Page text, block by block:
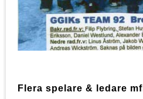
Flera spelare & ledare mfl